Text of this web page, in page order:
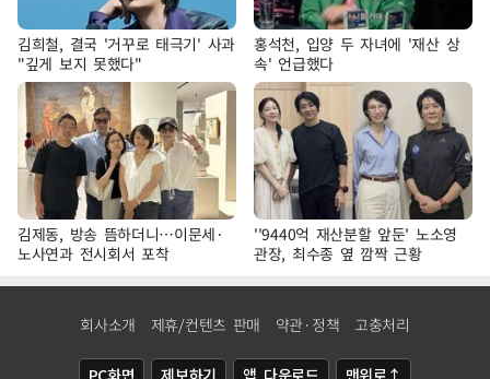
김희철, 결국 '거꾸로 태극기' 사과
"깊게 보지 못했다"
홍석천, 입양 두 자녀에 '재산 상
속' 언급했다
김제동, 방송 뜸하더니…이문세·
노사연과 전시회서 포착
''9440억 재산분할 앞둔' 노소영
관장, 최수종 옆 깜짝 근황
회사소개 제휴/컨텐츠 판매 약관·정책 고충처리
PC화면 제보하기 앱 다운로드 맨위로↑